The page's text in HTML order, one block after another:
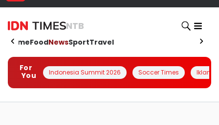
NTB
HomeFoodNewsSportTravel
For
You
Indonesia Summit 2026 Soccer Times Iklanin